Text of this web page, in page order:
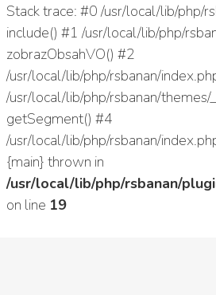
Stack trace: #0 /usr/local/lib/php/
include() #1 /usr/local/lib/php/
zobrazObsahVO() #2
/usr/local/lib/php/rsbanan/
/usr/local/lib/php/rsbanan/
getSegment() #4
/usr/local/lib/php/rsbanan/
{main} thrown in
/usr/local/lib/php/rsbanan/
on line 19